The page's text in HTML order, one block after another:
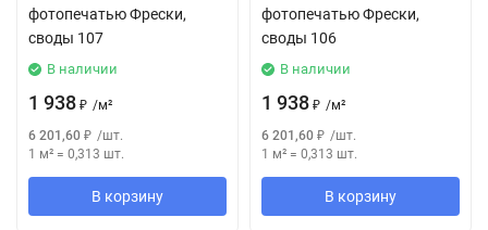
фотопечатью Фрески,
своды 107
В наличии
1 938 ₽ /м²
6 201,60 ₽ /шт.
1 м² = 0,313 шт.
В корзину
фотопечатью Фрески,
своды 106
В наличии
1 938 ₽ /м²
6 201,60 ₽ /шт.
1 м² = 0,313 шт.
В корзину